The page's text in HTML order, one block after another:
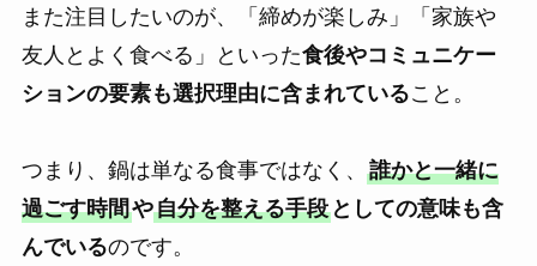
また注目したいのが、「締めが楽しみ」「家族や
友人とよく食べる」といった食後やコミュニケー
ションの要素も選択理由に含まれていること。
つまり、鍋は単なる食事ではなく、 誰かと一緒に
過ごす時間や自分を整える手段としての意味も含
んでいるのです。